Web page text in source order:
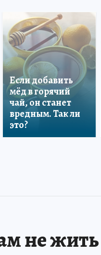
Если добавить
мёд в горячий
чай, он станет
вредным. Так ли
это?
не жить